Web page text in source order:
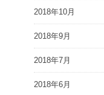
2018年10月
2018年9月
2018年7月
2018年6月